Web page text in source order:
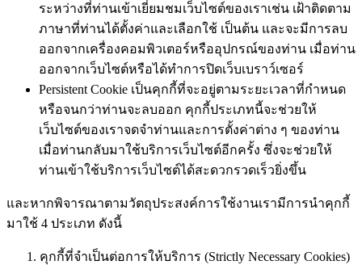
ระหว่างที่ท่านเข้าเยี่ยมชมเว็บไซต์ของเราเช่น เฝ้าติดตาม
ภาษาที่ท่านได้ตั้งค่าและเลือกใช้ เป็นต้น และจะมีการลบ
ออกจากเครื่องคอมพิวเตอร์หรืออุปกรณ์ของท่าน เมื่อท่าน
ออกจากเว็บไซต์หรือได้ทำการปิดเว็บเบราว์เซอร์
Persistent Cookie เป็นคุกกี้ที่จะอยู่ตามระยะเวลาที่กำหนด
หรือจนกว่าท่านจะลบออก คุกกี้ประเภทนี้จะช่วยให้
เว็บไซต์ของเราจดจำท่านและการตั้งค่าต่าง ๆ ของท่าน
เมื่อท่านกลับมาใช้บริการเว็บไซต์อีกครั้ง ซึ่งจะช่วยให้
ท่านเข้าใช้บริการเว็บไซต์ได้สะดวกรวดเร็วยิ่งขึ้น
และหากพิจารณาตามวัตถุประสงค์การใช้งานเรามีการนำคุกกี้
มาใช้ 4 ประเภท ดังนี้
1. คุกกี้ที่จำเป็นต่อการให้บริการ (Strictly Necessary Cookies)